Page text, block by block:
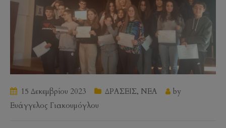
15 Δεκεμβρίου 2023 ΔΡΑΣΕΙΣ, ΝΕΑ
by
Ευάγγελος Γιακουμόγλου